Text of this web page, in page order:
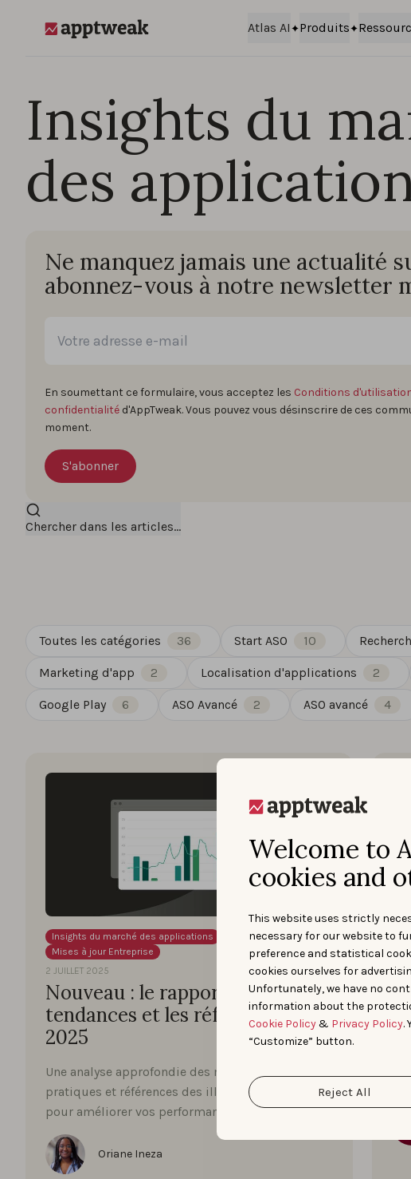
Welcome to
cookies and
This website uses strictly
necessary for our website to
preference and statistical
cookies ourselves for
Unfortunately, we have no
information about the
Cookie Policy& Privacy Policy.
“Customize” button.
Reject All
Atlas AI Produits
Insights du
des
Ne manquez jamais une actualité
abonnez-vous à notre newsletter
En soumettant ce formulaire, vous acceptez les Conditions
confidentialité d'AppTweak. Vous pouvez vous désinscrire de ces
moment.
Chercher dans les articles...
Toutes les catégories 36 Start ASO 10
Marketing d'app 2 Localisation d'applications 2
Google Play 6 ASO Avancé 2 ASO avancé 4
Insights du marché des applications
Mises à jour Entreprise
2 JUILLET 2025
Nouveau : le rapport sur les
tendances et les références ASO
2025
Une analyse approfondie des meilleures
pratiques et références des illimitées et jeux
pour améliorer vos performances app.
Oriane Ineza